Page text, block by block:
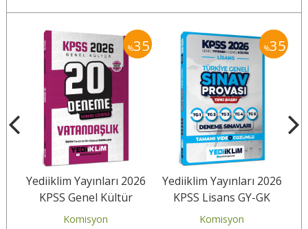
%35
Yediiklim Yayınları 2026
KPSS Genel Kültür
Vatandaşlık Tamamı
Komisyon
%35
Yediiklim Yayınları 2026
KPSS Lisans GY-GK
Türkiye Geneli Sınav
Komisyon